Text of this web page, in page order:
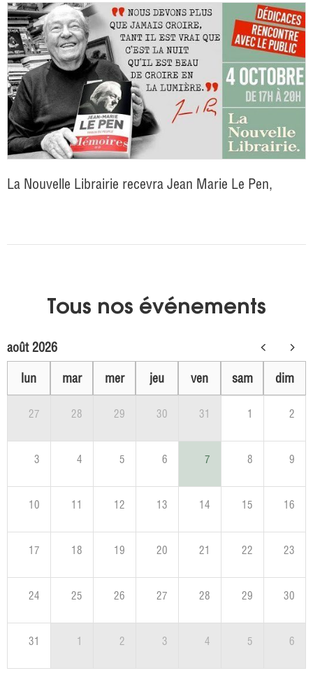
La Nouvelle Librairie recevra Jean Marie Le Pen,
Tous nos événements
août 2026
lun
mar mer jeu ven sam dim
27 28 29 30 31 1 2
3 4 5 6 7 8 9
10 11 12 13 14 15 16
17 18 19 20 21 22 23
24 25 26 27 28 29 30
31 1 2 3 4 5 6